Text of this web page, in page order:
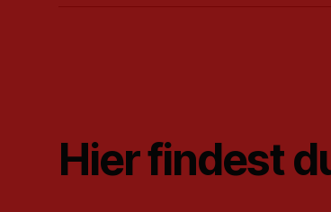
Hier findest